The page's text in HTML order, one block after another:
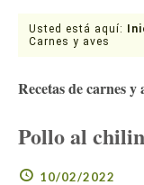
Usted está aquí:
Carnes y aves
Recetas de carnes y
Pollo al
10/02/2022